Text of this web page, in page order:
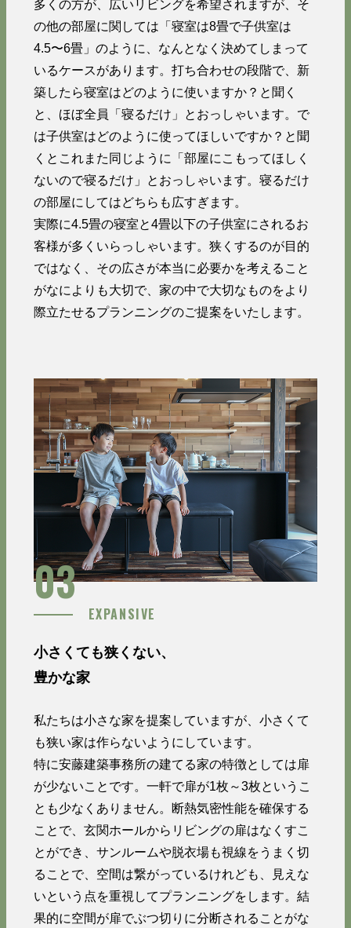
多くの方が、広いリビングを希望されますが、そ
の他の部屋に関しては「寝室は8畳で子供室は
4.5〜6畳」のように、なんとなく決めてしまって
いるケースがあります。打ち合わせの段階で、新
築したら寝室はどのように使いますか？と聞く
と、ほぼ全員「寝るだけ」とおっしゃいます。で
は子供室はどのように使ってほしいですか？と聞
くとこれまた同じように「部屋にこもってほしく
ないので寝るだけ」とおっしゃいます。寝るだけ
の部屋にしてはどちらも広すぎます。
実際に4.5畳の寝室と4畳以下の子供室にされるお
客様が多くいらっしゃいます。狭くするのが目的
ではなく、その広さが本当に必要かを考えること
がなによりも大切で、家の中で大切なものをより
際立たせるプランニングのご提案をいたします。
03
EXPANSIVE
小さくても狭くない、
豊かな家
私たちは小さな家を提案していますが、小さくて
も狭い家は作らないようにしています。
特に安藤建築事務所の建てる家の特徴としては扉
が少ないことです。一軒で扉が1枚～3枚というこ
とも少なくありません。断熱気密性能を確保する
ことで、玄関ホールからリビングの扉はなくすこ
とができ、サンルームや脱衣場も視線をうまく切
ることで、空間は繋がっているけれども、見えな
いという点を重視してプランニングをします。結
果的に空間が扉でぶつ切りに分断されることがな